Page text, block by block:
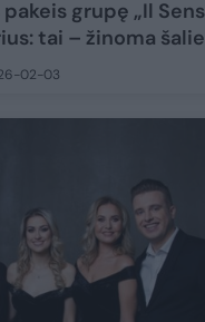
grupę „Il
tai – žinoma
02-03